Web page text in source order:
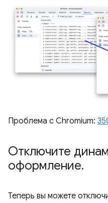
Проблема с Chromium:
Отключите
оформление.
Теперь вы можете